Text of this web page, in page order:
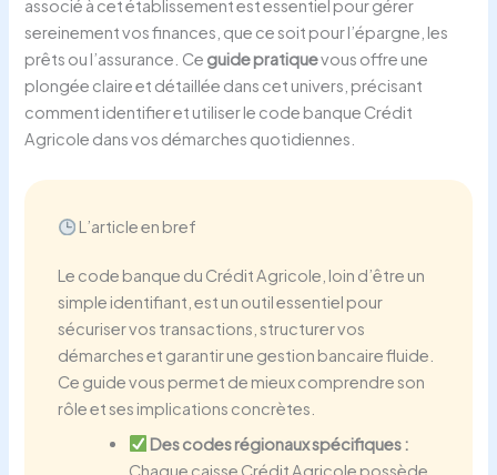
associé à cet établissement est essentiel pour gérer
sereinement vos finances, que ce soit pour l’épargne, les
prêts ou l’assurance. Ce guide pratiquevous offre une
plongée claire et détaillée dans cet univers, précisant
comment identifier et utiliser le code banque Crédit
Agricole dans vos démarches quotidiennes.
L’article en bref
Le code banque du Crédit Agricole, loin d’être un
simple identifiant, est un outil essentiel pour
sécuriser vos transactions, structurer vos
démarches et garantir une gestion bancaire fluide.
Ce guide vous permet de mieux comprendre son
rôle et ses implications concrètes.
Des codes régionaux spécifiques :
Chaque caisse Crédit Agricole possède